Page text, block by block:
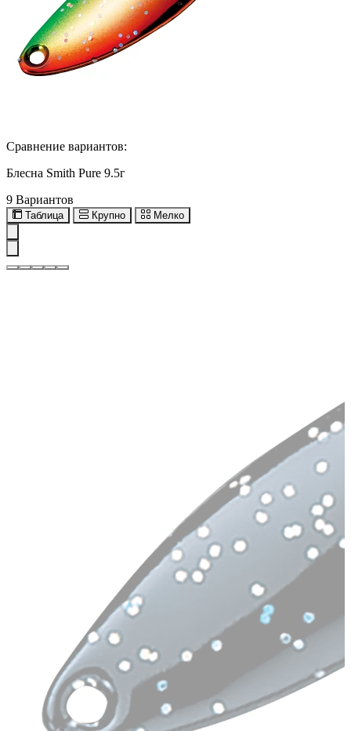
Сравнение вариантов:
Блесна Smith Pure 9.5г
9 Вариантов
Таблица Крупно Мелко